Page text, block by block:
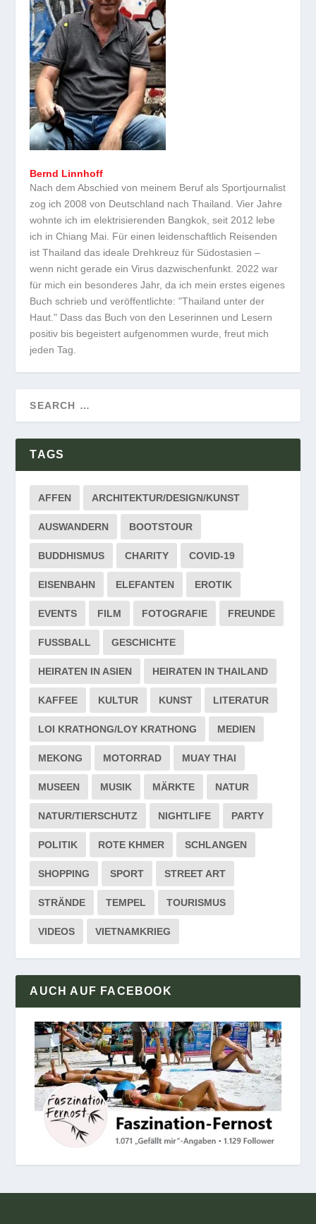
Bernd Linnhoff
Nach dem Abschied von meinem Beruf als Sportjournalist
zog ich 2008 von Deutschland nach Thailand. Vier Jahre
wohnte ich im elektrisierenden Bangkok, seit 2012 lebe
ich in Chiang Mai. Für einen leidenschaftlich Reisenden
ist Thailand das ideale Drehkreuz für Südostasien –
wenn nicht gerade ein Virus dazwischenfunkt. 2022 war
für mich ein besonderes Jahr, da ich mein erstes eigenes
Buch schrieb und veröffentlichte: "Thailand unter der
Haut." Dass das Buch von den Leserinnen und Lesern
positiv bis begeistert aufgenommen wurde, freut mich
jeden Tag.
TAGS
AFFEN ARCHITEKTUR/DESIGN/KUNST
AUSWANDERN BOOTSTOUR
BUDDHISMUS CHARITY COVID-19
EISENBAHN ELEFANTEN EROTIK
EVENTS FILM FOTOGRAFIE FREUNDE
FUSSBALL GESCHICHTE
HEIRATEN IN ASIEN HEIRATEN IN THAILAND
KAFFEE KULTUR KUNST LITERATUR
LOI KRATHONG/LOY KRATHONG MEDIEN
MEKONG MOTORRAD MUAY THAI
MUSEEN MUSIK MÄRKTE NATUR
NATUR/TIERSCHUTZ NIGHTLIFE PARTY
POLITIK ROTE KHMER SCHLANGEN
SHOPPING SPORT STREET ART
STRÄNDE TEMPEL TOURISMUS
VIDEOS VIETNAMKRIEG
AUCH AUF FACEBOOK